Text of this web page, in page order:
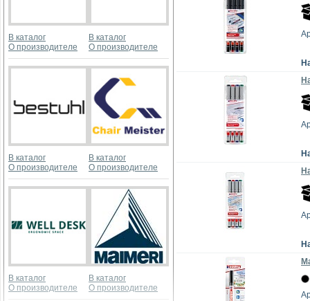
В каталог
О производителе
В каталог
О производителе
В каталог
О производителе
В каталог
О производителе
В каталог
О производителе
В каталог
О производителе